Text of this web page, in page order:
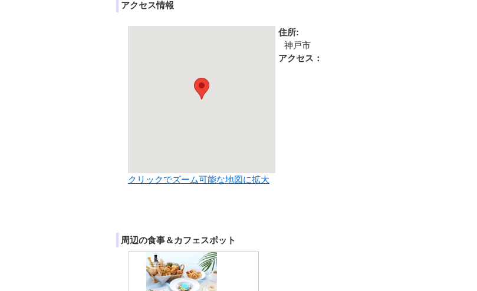
アクセス情報
クリックでズーム可能な地図に拡大
住所:
神戸市
アクセス：
周辺の食事＆カフェスポット